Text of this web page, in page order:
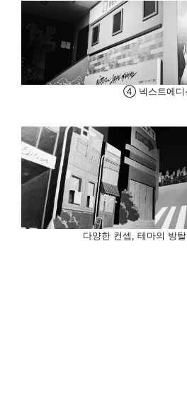
④ 넥스트에디
다양한 컨셉, 테마의 방